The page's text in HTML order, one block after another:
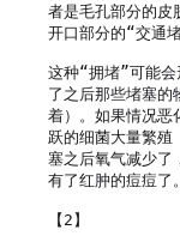
者是毛孔部分的皮
开口部分的“交通堵
这种“拥堵”可能
了之后那些堵塞的
着）。如果情况恶
跃的细菌大量繁殖
塞之后氧气减少了
有了红肿的痘痘了。
【2】